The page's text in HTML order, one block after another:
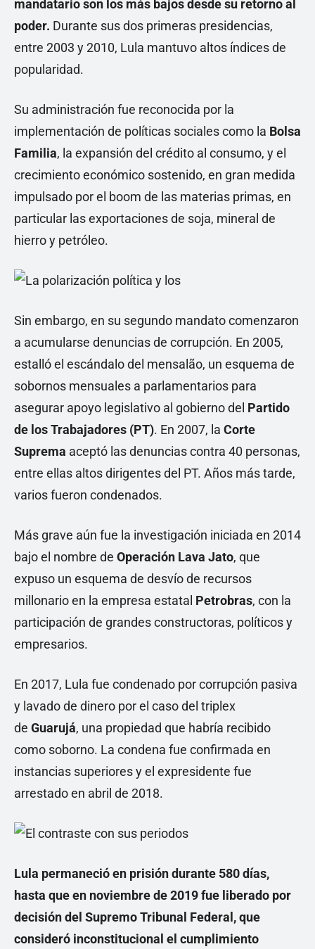
mandatario son los más bajos desde su retorno al
poder. Durante sus dos primeras presidencias,
entre 2003 y 2010, Lula mantuvo altos índices de
popularidad.
Su administración fue reconocida por la
implementación de políticas sociales como la Bolsa
Familia, la expansión del crédito al consumo, y el
crecimiento económico sostenido, en gran medida
impulsado por el boom de las materias primas, en
particular las exportaciones de soja, mineral de
hierro y petróleo.
Sin embargo, en su segundo mandato comenzaron
a acumularse denuncias de corrupción. En 2005,
estalló el escándalo del mensalão, un esquema de
sobornos mensuales a parlamentarios para
asegurar apoyo legislativo al gobierno del Partido
de los Trabajadores (PT). En 2007, la Corte
Suprema aceptó las denuncias contra 40 personas,
entre ellas altos dirigentes del PT. Años más tarde,
varios fueron condenados.
Más grave aún fue la investigación iniciada en 2014
bajo el nombre de Operación Lava Jato, que
expuso un esquema de desvío de recursos
millonario en la empresa estatal Petrobras, con la
participación de grandes constructoras, políticos y
empresarios.
En 2017, Lula fue condenado por corrupción pasiva
y lavado de dinero por el caso del triplex
de Guarujá, una propiedad que habría recibido
como soborno. La condena fue confirmada en
instancias superiores y el expresidente fue
arrestado en abril de 2018.
Lula permaneció en prisión durante 580 días,
hasta que en noviembre de 2019 fue liberado por
decisión del Supremo Tribunal Federal, que
consideró inconstitucional el cumplimiento